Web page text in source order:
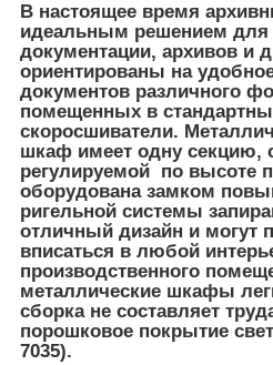
В настоящее время
идеальным решением для
документации, архивов и
ориентированы на
документов различного
помещенных в
скоросшиватели.
шкаф имеет одну секцию,
регулируемой по высоте
оборудована замком
ригельной системы
отличный дизайн и могут
вписаться в любой
производственного
металлические шкафы
сборка не составляет
порошковое покрытие
7035).